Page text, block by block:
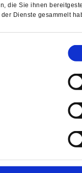
die Sie ihnen
Dienste gesammelt